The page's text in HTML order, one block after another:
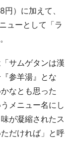
）に加えて、
ューとして「ラ
サムゲタンは漢
参羊湯』とな
なとも思った
メニュー名にし
が凝縮されたス
だければ」と呼